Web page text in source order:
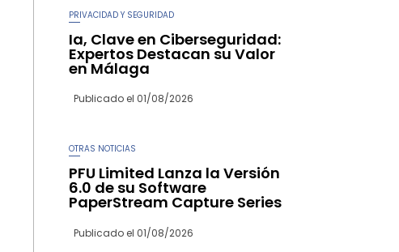
PRIVACIDAD Y SEGURIDAD
Ia, Clave en Ciberseguridad:
Expertos Destacan su Valor
en Málaga
Publicado el 01/08/2026
OTRAS NOTICIAS
PFU Limited Lanza la Versión
6.0 de su Software
PaperStream Capture Series
Publicado el 01/08/2026